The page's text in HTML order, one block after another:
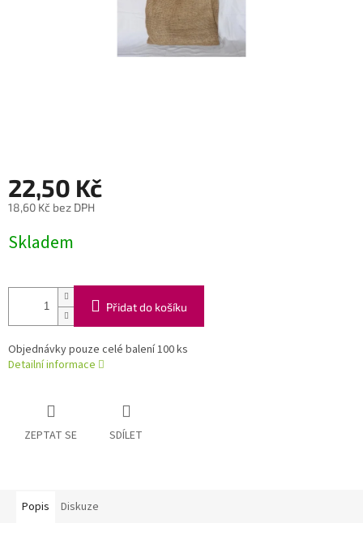
22,50 Kč
18,60 Kč bez DPH
cena:
Skladem
Přidat do košíku
Objednávky pouze celé balení 100 ks
Detailní informace
ZEPTAT SE SDÍLET
Popis Diskuze